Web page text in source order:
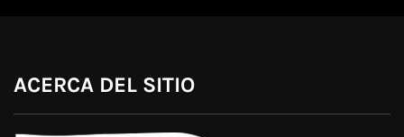
ACERCA DEL SITIO